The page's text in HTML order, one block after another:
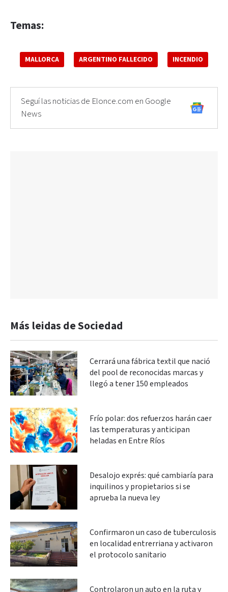
Temas:
MALLORCA ARGENTINO FALLECIDO INCENDIO
Seguí las noticias de Elonce.com en Google
News
Más leidas de Sociedad
Cerrará una fábrica textil que nació
del pool de reconocidas marcas y
llegó a tener 150 empleados
Frío polar: dos refuerzos harán caer
las temperaturas y anticipan
heladas en Entre Ríos
Desalojo exprés: qué cambiaría para
inquilinos y propietarios si se
aprueba la nueva ley
Confirmaron un caso de tuberculosis
en localidad entrerriana y activaron
el protocolo sanitario
Controlaron un auto en la ruta y